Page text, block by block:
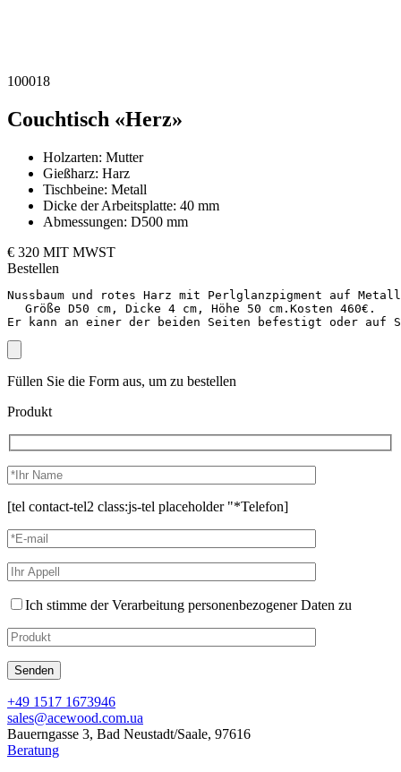
100018
Couchtisch «Herz»
Holzarten: Mutter
Gießharz: Harz
Tischbeine: Metall
Dicke der Arbeitsplatte: 40 mm
Abmessungen: D500 mm
€ 320 MIT MWST
Bestellen
Nussbaum und rotes Harz mit Perlglanzpigment auf
Größe D50 cm, Dicke 4 cm, Höhe 50 cm.Kosten 460€.
Er kann an einer der beiden Seiten befestigt oder auf
Füllen Sie die Form aus, um zu bestellen
Produkt
[tel contact-tel2 class:js-tel placeholder "*Telefon]
Ich stimme der Verarbeitung personenbezogener Daten zu
+49 1517 1673946
sales@acewood.com.ua
Bauerngasse 3, Bad Neustadt/Saale, 97616
Beratung